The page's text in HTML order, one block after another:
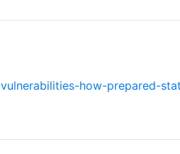
how-prepared-